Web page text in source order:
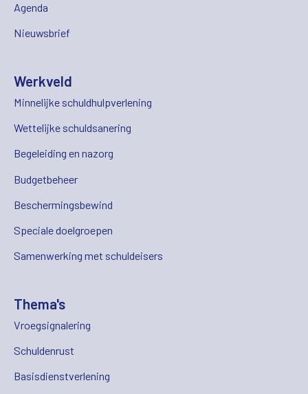
Agenda
Nieuwsbrief
Werkveld
Minnelijke schuldhulpverlening
Wettelijke schuldsanering
Begeleiding en nazorg
Budgetbeheer
Beschermingsbewind
Speciale doelgroepen
Samenwerking met schuldeisers
Thema's
Vroegsignalering
Schuldenrust
Basisdienstverlening